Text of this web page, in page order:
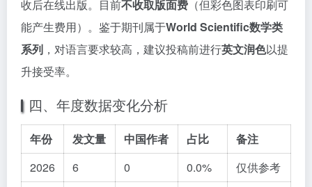
收后在线出版。目前不收取版面费 （但彩色图表印刷可
能产生费用）。鉴于期刊属于World Scientific数学类
系列 ，对语言要求较高，建议投稿前进行英文润色以提
升接受率。
四、年度数据变化分析
年份 发文量 中国作者 占比
备注
2026
6 0 0.0%
仅供参考